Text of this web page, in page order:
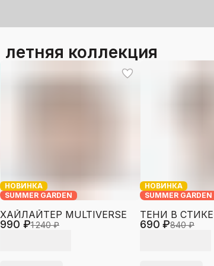
летняя коллекция
НОВИНКА
SUMMER GARDEN
990 ₽1 240 ₽
ХАЙЛАЙТЕР MULTIVERSE
НОВИНКА
SUMMER GARDEN
690 ₽840 ₽
ТЕНИ В СТИКЕ